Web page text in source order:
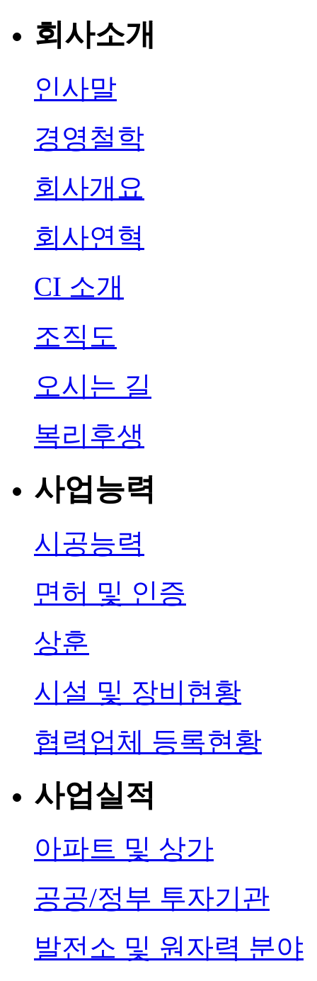
회사소개
인사말
경영철학
회사개요
회사연혁
CI 소개
조직도
오시는 길
복리후생
사업능력
시공능력
면허 및 인증
상훈
시설 및 장비현황
협력업체 등록현황
사업실적
아파트 및 상가
공공/정부 투자기관
발전소 및 원자력 분야